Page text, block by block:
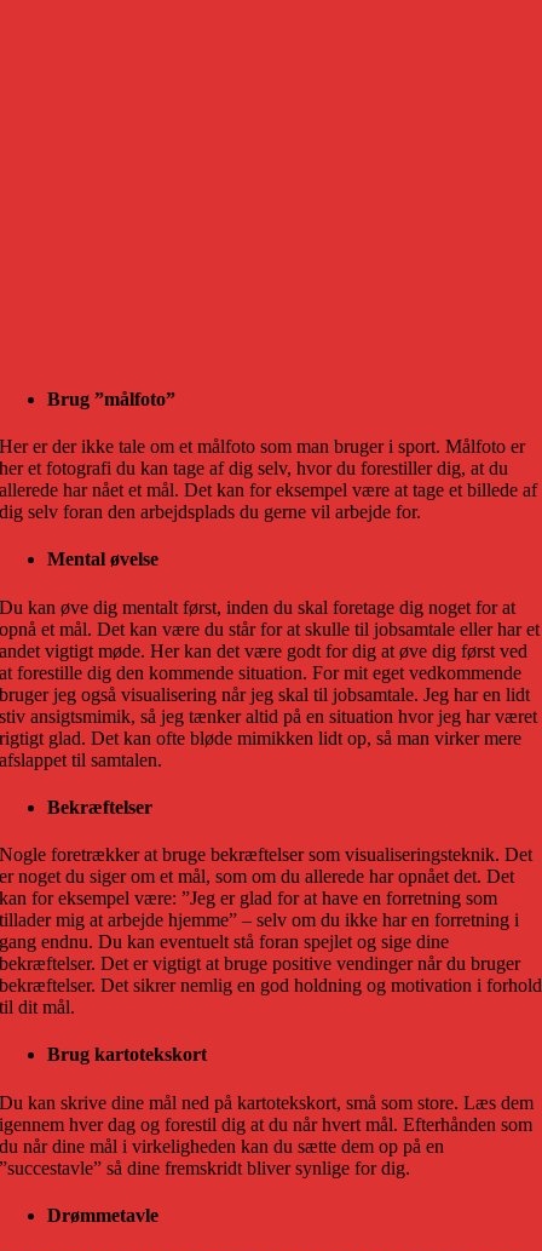
Brug ”målfoto”
Her er der ikke tale om et målfoto som man bruger i sport. Målfoto er
her et fotografi du kan tage af dig selv, hvor du forestiller dig, at du
allerede har nået et mål. Det kan for eksempel være at tage et billede af
dig selv foran den arbejdsplads du gerne vil arbejde for.
Mental øvelse
Du kan øve dig mentalt først, inden du skal foretage dig noget for at
opnå et mål. Det kan være du står for at skulle til jobsamtale eller har et
andet vigtigt møde. Her kan det være godt for dig at øve dig først ved
at forestille dig den kommende situation. For mit eget vedkommende
bruger jeg også visualisering når jeg skal til jobsamtale. Jeg har en lidt
stiv ansigtsmimik, så jeg tænker altid på en situation hvor jeg har været
rigtigt glad. Det kan ofte bløde mimikken lidt op, så man virker mere
afslappet til samtalen.
Bekræftelser
Nogle foretrækker at bruge bekræftelser som visualiseringsteknik. Det
er noget du siger om et mål, som om du allerede har opnået det. Det
kan for eksempel være: ”Jeg er glad for at have en forretning som
tillader mig at arbejde hjemme” – selv om du ikke har en forretning i
gang endnu. Du kan eventuelt stå foran spejlet og sige dine
bekræftelser. Det er vigtigt at bruge positive vendinger når du bruger
bekræftelser. Det sikrer nemlig en god holdning og motivation i forhold
til dit mål.
Brug kartotekskort
Du kan skrive dine mål ned på kartotekskort, små som store. Læs dem
igennem hver dag og forestil dig at du når hvert mål. Efterhånden som
du når dine mål i virkeligheden kan du sætte dem op på en
”succestavle” så dine fremskridt bliver synlige for dig.
Drømmetavle